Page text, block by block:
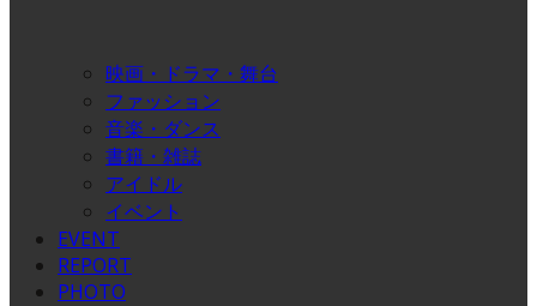
映画・ドラマ・舞台
ファッション
音楽・ダンス
書籍・雑誌
アイドル
イベント
EVENT
REPORT
PHOTO